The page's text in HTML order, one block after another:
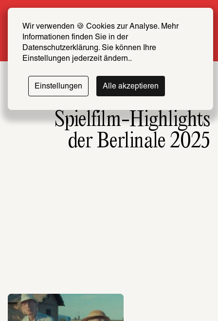
Wir verwenden 🍪 Cookies zur Analyse. Mehr
Informationen finden Sie in der
Datenschutzerklärung. Sie können Ihre
Einstellungen jederzeit ändern..
Einstellungen Alle akzeptieren
SCHIRN FREUND*IN werden
Mehr erfahren
Spielfilm-Highlights
der Berlinale 2025